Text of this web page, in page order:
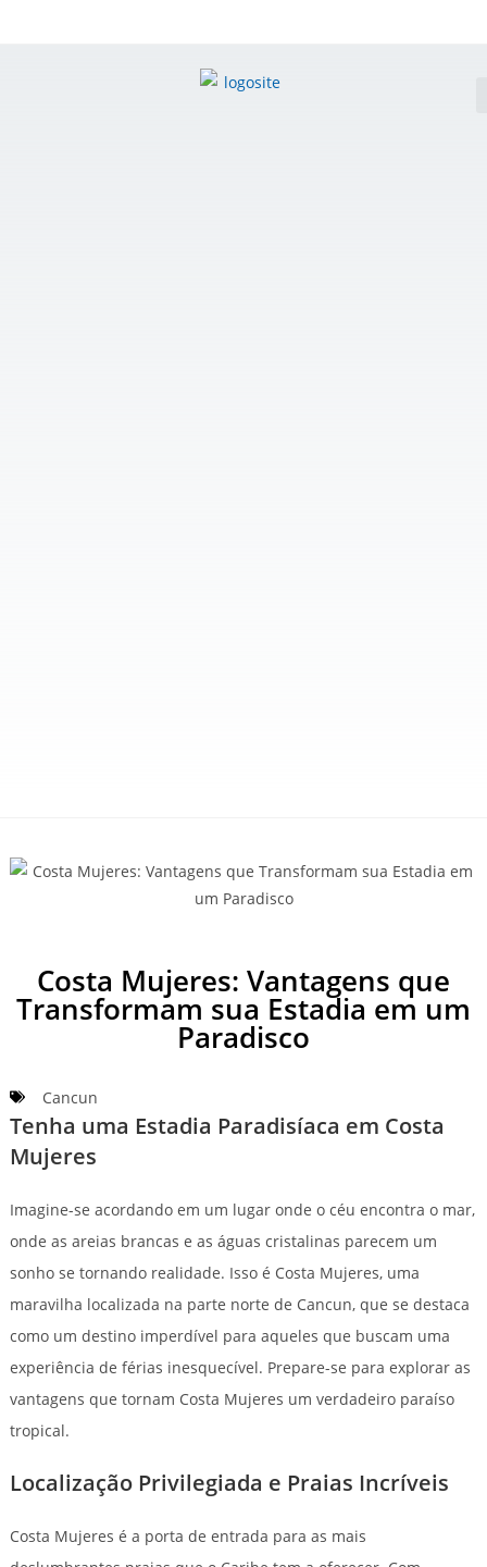
Costa Mujeres: Vantagens que
Transformam sua Estadia em um
Paradisco
Cancun
Tenha uma Estadia Paradisíaca em Costa
Mujeres
Imagine-se acordando em um lugar onde o céu encontra o mar,
onde as areias brancas e as águas cristalinas parecem um
sonho se tornando realidade. Isso é Costa Mujeres, uma
maravilha localizada na parte norte de Cancun, que se destaca
como um destino imperdível para aqueles que buscam uma
experiência de férias inesquecível. Prepare-se para explorar as
vantagens que tornam Costa Mujeres um verdadeiro paraíso
tropical.
Localização Privilegiada e Praias Incríveis
Costa Mujeres é a porta de entrada para as mais